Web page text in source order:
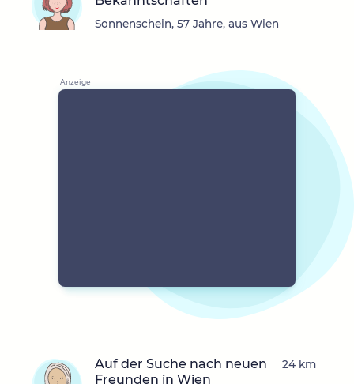
Sonnenschein, 57 Jahre, aus Wien
Auf der Suche nach neuen
Freunden in Wien
24 km